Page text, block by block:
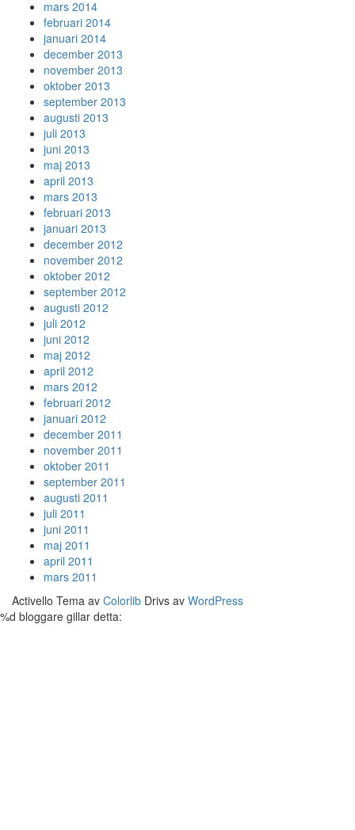
mars 2014
februari 2014
januari 2014
december 2013
november 2013
oktober 2013
september 2013
augusti 2013
juli 2013
juni 2013
maj 2013
april 2013
mars 2013
februari 2013
januari 2013
december 2012
november 2012
oktober 2012
september 2012
augusti 2012
juli 2012
juni 2012
maj 2012
april 2012
mars 2012
februari 2012
januari 2012
december 2011
november 2011
oktober 2011
september 2011
augusti 2011
juli 2011
juni 2011
maj 2011
april 2011
mars 2011
Activello Tema av Colorlib Drivs av WordPress
%d bloggare gillar detta: